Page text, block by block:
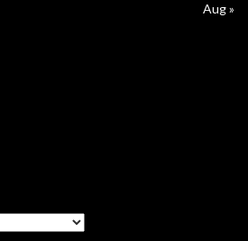
Aug »